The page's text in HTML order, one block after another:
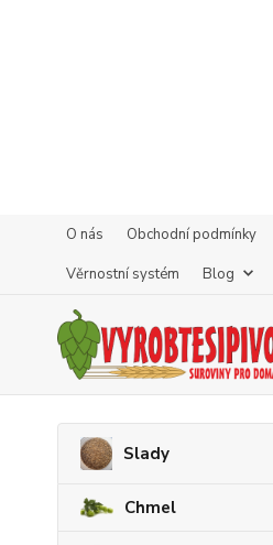
O nás Obchodní podmínky
Věrnostní systém
Blog
Slady
Chmel